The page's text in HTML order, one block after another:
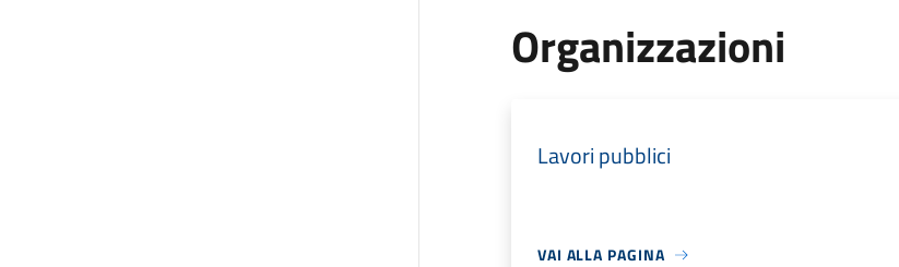
Organizzazioni
Lavori pubblici
VAI ALLA PAGINA